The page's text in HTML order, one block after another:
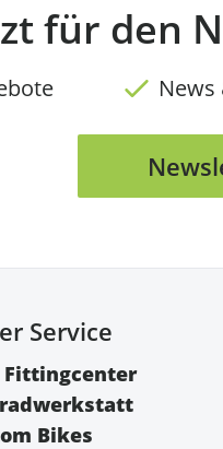
für den
News
Service
Fittingcenter
Bikes